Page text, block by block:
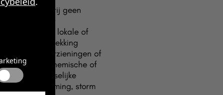
een partij geen
van haar
nationale, lokale of
of deze betrekking
in nutsvoorzieningen of
nucleaire, chemische of
van toepasselijke
overstroming, storm